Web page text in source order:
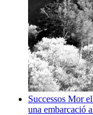
Successos Mor
una embarcació